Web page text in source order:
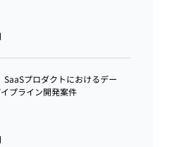
プロダクトにおけるデー
プライン開発案件